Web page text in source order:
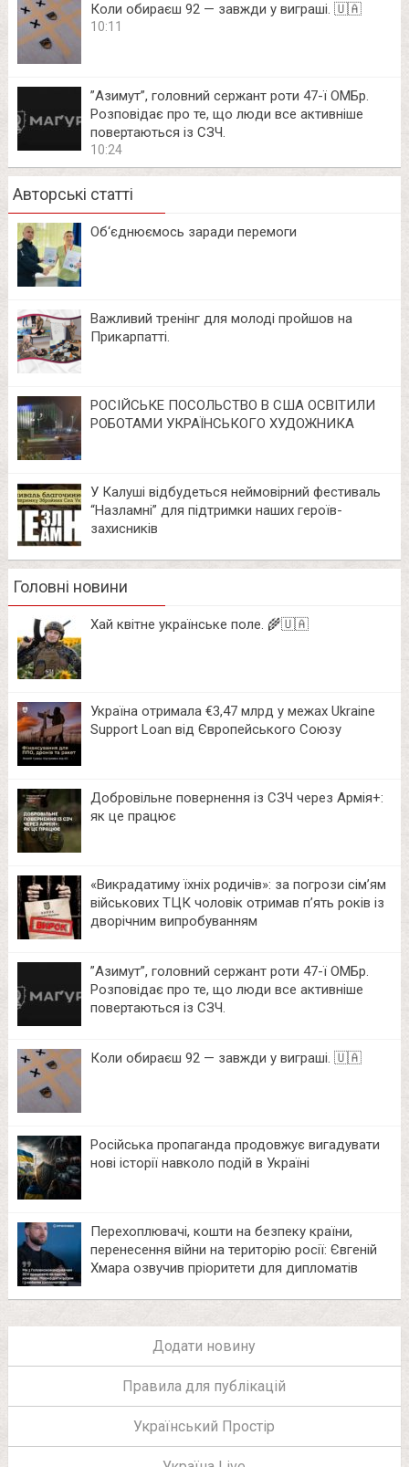
Коли обираєш 92 — завжди у виграші. 🇺🇦
10:11
⁨”Азимут”, головний сержант роти 47-ї ОМБр.
Розповідає про те, що люди все активніше
повертаються із СЗЧ.
10:24
Авторські статті
Об‘єднюємось заради перемоги
Важливий тренінг для молоді пройшов на
Прикарпатті.
РОСІЙСЬКЕ ПОСОЛЬСТВО В США ОСВІТИЛИ
РОБОТАМИ УКРАЇНСЬКОГО ХУДОЖНИКА
У Калуші відбудеться неймовірний фестиваль
“Назламні” для підтримки наших героїв-
захисників
Головні новини
Хай квітне українське поле. 🌾🇺🇦
Україна отримала €3,47 млрд у межах Ukraine
Support Loan від Європейського Союзу
Добровільне повернення із СЗЧ через Армія+:
як це працює
«Викрадатиму їхніх родичів»: за погрози сім’ям
військових ТЦК чоловік отримав п’ять років із
дворічним випробуванням
⁨”Азимут”, головний сержант роти 47-ї ОМБр.
Розповідає про те, що люди все активніше
повертаються із СЗЧ.
Коли обираєш 92 — завжди у виграші. 🇺🇦
Російська пропаганда продовжує вигадувати
нові історії навколо подій в Україні
Перехоплювачі, кошти на безпеку країни,
перенесення війни на територію росії: Євгеній
Хмара озвучив пріоритети для дипломатів
Додати новину
Правила для публікацій
Український Простір